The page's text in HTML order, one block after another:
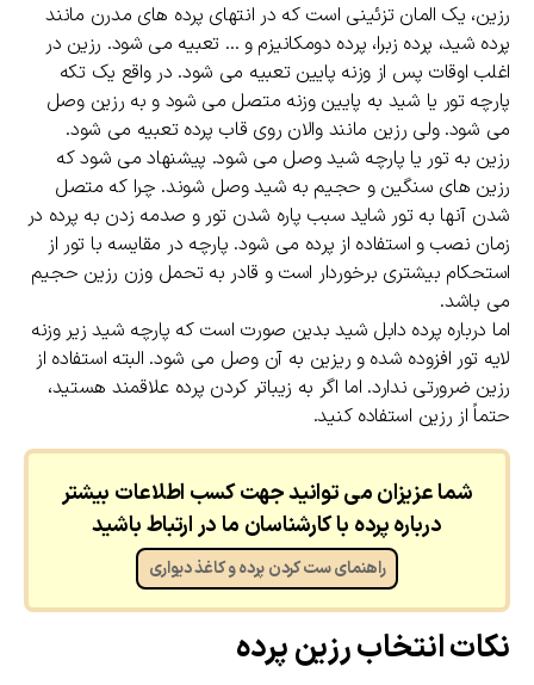
رزین، یک المان تزئینی است که در انتهای پرده های مدرن مانند
پرده شید، پرده زبرا، پرده دومکانیزم و … تعبیه می شود. رزین در
اغلب اوقات پس از وزنه پایین تعبیه می شود. در واقع یک تکه
پارچه تور یا شید به پایین وزنه متصل می شود و به رزین وصل
می شود. ولی رزین مانند والان روی قاب پرده تعبیه می شود.
رزین به تور یا پارچه شید وصل می شود. پیشنهاد می شود که
رزین های سنگین و حجیم به شید وصل شوند. چرا که متصل
شدن آنها به تور شاید سبب پاره شدن تور و صدمه زدن به پرده در
زمان نصب و استفاده از پرده می شود. پارچه در مقایسه با تور از
استحکام بیشتری برخوردار است و قادر به تحمل وزن رزین حجیم
می باشد.
اما درباره پرده دابل شید بدین صورت است که پارچه شید زیر وزنه
لایه تور افزوده شده و ریزین به آن وصل می شود. البته استفاده از
رزین ضرورتی ندارد. اما اگر به زیباتر کردن پرده علاقمند هستید،
حتماً از رزین استفاده کنید.
شما عزیزان می توانید جهت کسب اطلاعات بیشتر
درباره پرده با کارشناسان ما در ارتباط باشید
راهنمای ست کردن پرده و کاغذ دیواری
نکات انتخاب رزین پرده